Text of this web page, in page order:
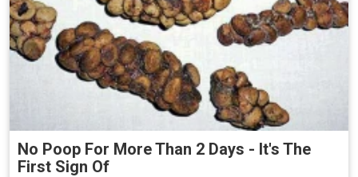
No Poop For More Than 2 Days - It's The
First Sign Of